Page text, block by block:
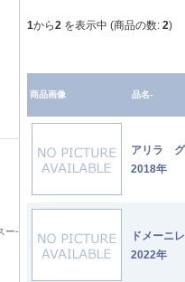
ー-
1から2 を表示中 (商品の数: 2)
商品画像 品名-
アリラ
2018年
ドメー
2022年